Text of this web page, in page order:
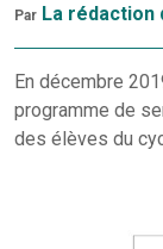
Par La rédaction
En décembre
programme de
des élèves du